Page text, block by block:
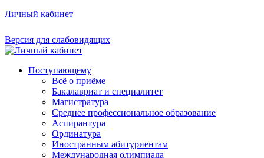
Личный кабинет
Версия для слабовидящих
Поступающему
Всё о приёме
Бакалавриат и специалитет
Магистратура
Среднее профессиональное образование
Аспирантура
Ординатура
Иностранным абитуриентам
Международная олимпиада